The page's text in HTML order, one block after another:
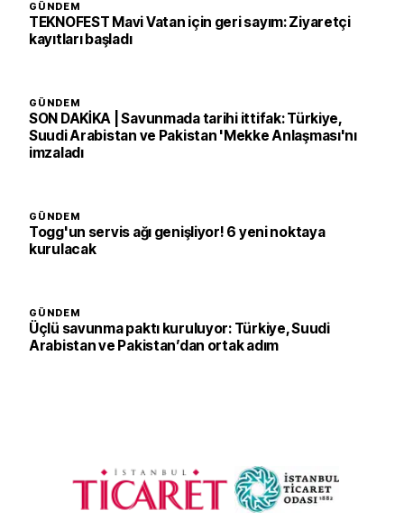
GÜNDEM
TEKNOFEST Mavi Vatan için geri sayım: Ziyaretçi
kayıtları başladı
GÜNDEM
SON DAKİKA | Savunmada tarihi ittifak: Türkiye,
Suudi Arabistan ve Pakistan 'Mekke Anlaşması'nı
imzaladı
GÜNDEM
Togg'un servis ağı genişliyor! 6 yeni noktaya
kurulacak
GÜNDEM
Üçlü savunma paktı kuruluyor: Türkiye, Suudi
Arabistan ve Pakistan’dan ortak adım